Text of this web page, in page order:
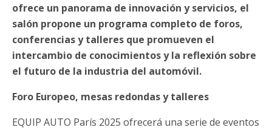
ofrece un panorama de innovación y servicios, el
salón propone un programa completo de foros,
conferencias y talleres que promueven el
intercambio de conocimientos y la reflexión sobre
el futuro de la industria del automóvil.
Foro Europeo, mesas redondas y talleres
EQUIP AUTO París 2025 ofrecerá una serie de eventos